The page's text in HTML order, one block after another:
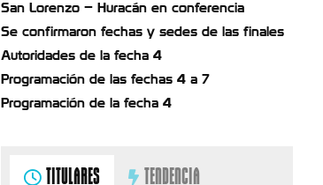
San Lorenzo – Huracán en conferencia
Se confirmaron fechas y sedes de las finales
Autoridades de la fecha 4
Programación de las fechas 4 a 7
Programación de la fecha 4
TITULARES TENDENCIA